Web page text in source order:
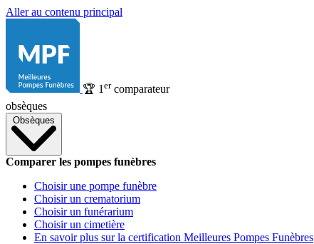
Aller au contenu principal
🏆 1 ercomparateur
obsèques
Obsèques
Comparer les pompes funèbres
Choisir une pompe funèbre
Choisir un crematorium
Choisir un funérarium
Choisir un cimetière
En savoir plus sur la certification Meilleures Pompes Funèbres